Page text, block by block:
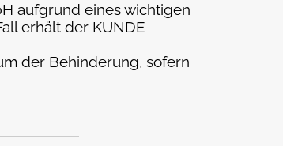
aufgrund eines wichtigen
erhält der KUNDE
der Behinderung, sofern